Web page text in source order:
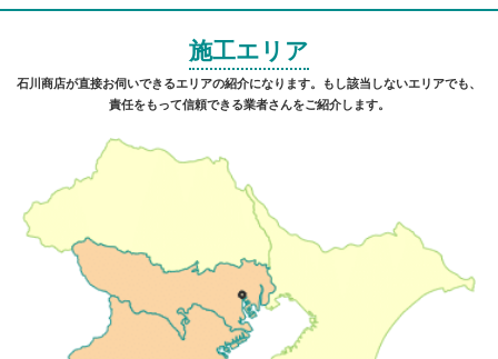
施工エリア
石川商店が直接お伺いできるエリアの紹介になります。もし該当しないエリアでも、
責任をもって信頼できる業者さんをご紹介します。